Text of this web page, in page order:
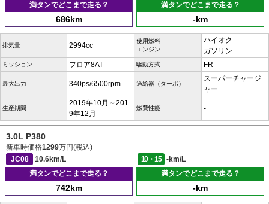
満タンでどこまで走る？
686km
満タンでどこまで走る？
-km
排気量 2994cc
使用燃料
エンジン
ハイオク
ガソリン
ミッション フロア8AT 駆動方式 FR
最大出力 340ps/6500rpm 過給器（ターボ）
スーパーチャージ
ャー
生産期間
2019年10月～201
9年12月
燃費性能 -
3.0L P380
新車時価格1299万円(税込)
JC08
10.6km/L 10・15
-km/L
満タンでどこまで走る？
742km
満タンでどこまで走る？
-km